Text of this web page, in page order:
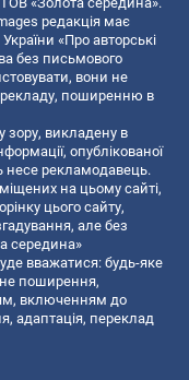
редакція має
«Про авторські
без письмового
вони не
поширенню в
зору, викладену в
опублікованої
несе рекламодавець.
на цьому сайті,
цього сайту,
але без
середина»
вважатися: будь-яке
поширення,
включенням до
адаптація, переклад